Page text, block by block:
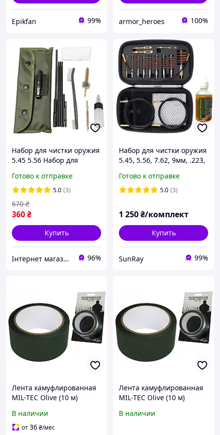
Epikfan 99% armor_heroes 100%
Набор для чистки оружия
5.45 5.56 Набор для
Готово к отправке
5.0 (3)
360₴
670 ₴
Купить
Інтернет магазин "ТактікПро" 96%
Набор для чистки оружия
5.45, 5.56, 7.62, 9мм, .223,
Масло оружейное
Готово к отправке
5.0 (3)
1 250₴/комплект
Купить
SunRay 99%
Лента камуфлированная
MIL-TEC Olive (10 м)
В наличии
от36₴/мес
Лента камуфлированная
MIL-TEC Olive (10 м)
В наличии